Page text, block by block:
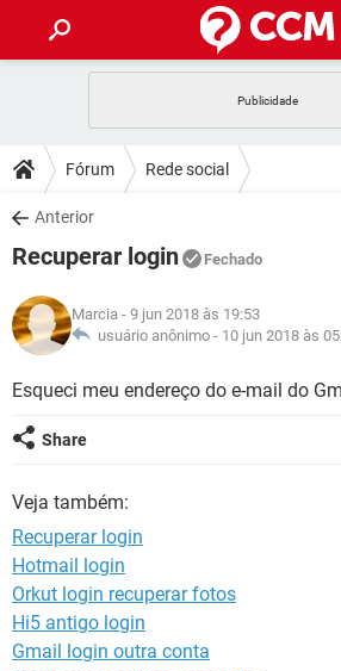
CELULAR
OUTLOOK
INSTAGRAM
GUIA DE COMPRAS
DICAS
JOGOS
INSTAGRAM
GUIA DE COMPRAS
DOWNLOADS
JOGOS
CELULAR
OUTLOOK EXCEL
INSTAGRAM GMAIL
FÓRUM
JOGOS
CELULAR
OUTLOOK EXCEL
INSTAGRAM
GLOSSÁRIO
INSTAGRAM
GUIA DE COMPRAS
Fórum Rede social
Anterior
Recuperar login Fechado
Marcia - 9 jun 2018 às 19:53
usuário anônimo - 10 jun 2018 às
Esqueci meu endereço do e-mail do
Share
Veja também:
Recuperar login
Hotmail login
Orkut login recuperar fotos
Hi5 antigo login
Gmail login outra conta